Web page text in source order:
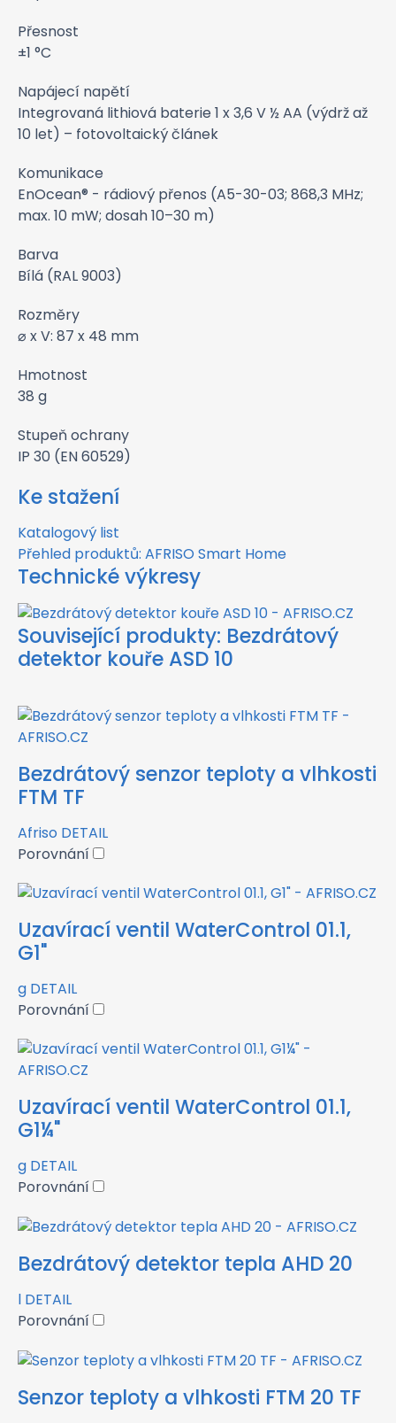
Přesnost
±1 °C
Napájecí napětí
Integrovaná lithiová baterie 1 x 3,6 V ½ AA (výdrž až
10 let) – fotovoltaický článek
Komunikace
EnOcean® - rádiový přenos (A5-30-03; 868,3 MHz;
max. 10 mW; dosah 10–30 m)
Barva
Bílá (RAL 9003)
Rozměry
⌀ x V: 87 x 48 mm
Hmotnost
38 g
Stupeň ochrany
IP 30 (EN 60529)
Ke stažení
Katalogový list
Přehled produktů: AFRISO Smart Home
Technické výkresy
Související produkty: Bezdrátový
detektor kouře ASD 10
Bezdrátový senzor teploty a vlhkosti
FTM TF
Afriso DETAIL
Porovnání
Uzavírací ventil WaterControl 01.1,
G1"
g DETAIL
Porovnání
Uzavírací ventil WaterControl 01.1,
G1¼"
g DETAIL
Porovnání
Bezdrátový detektor tepla AHD 20
l DETAIL
Porovnání
Senzor teploty a vlhkosti FTM 20 TF